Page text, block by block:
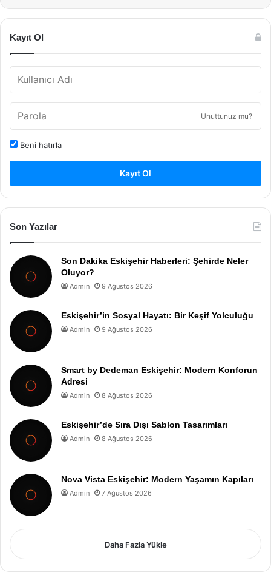
Kayıt Ol
Unuttunuz mu?
Beni hatırla
Kayıt Ol
Son Yazılar
Son Dakika Eskişehir Haberleri: Şehirde Neler
Oluyor?
Admin 9 Ağustos 2026
Eskişehir’in Sosyal Hayatı: Bir Keşif Yolculuğu
Admin 9 Ağustos 2026
Smart by Dedeman Eskişehir: Modern Konforun
Adresi
Admin 8 Ağustos 2026
Eskişehir’de Sıra Dışı Sablon Tasarımları
Admin 8 Ağustos 2026
Nova Vista Eskişehir: Modern Yaşamın Kapıları
Admin 7 Ağustos 2026
Daha Fazla Yükle